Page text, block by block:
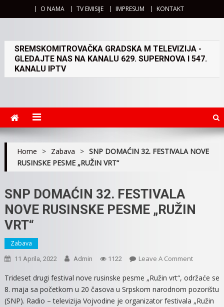
O NAMA TV EMISIJE IMPRESUM KONTAKT
SREMSKOMITROVAČKA GRADSKA M TELEVIZIJA -
GLEDAJTE NAS NA KANALU 629. SUPERNOVA I 547.
KANALU IPTV
Home > Zabava > SNP DOMAĆIN 32. FESTIVALA NOVE
RUSINSKE PESME „RUŽIN VRT“
SNP DOMAĆIN 32. FESTIVALA
NOVE RUSINSKE PESME „RUŽIN
VRT“
Zabava
11 Aprila, 2022 Admin 1122 Leave A CommentOn
DOMAĆIN
32.
FESTIVALA
Trideset drugi festival nove rusinske pesme „Ružin vrt“, održaće se
8. maja sa početkom u 20 časova u Srpskom narodnom pozorištu
(SNP). Radio – televizija Vojvodine je organizator festivala „Ružin